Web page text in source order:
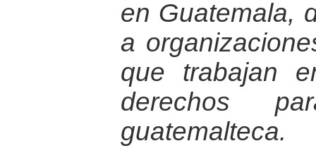
en Guatemala,
a
que trabajan
derechos
guatemalteca.